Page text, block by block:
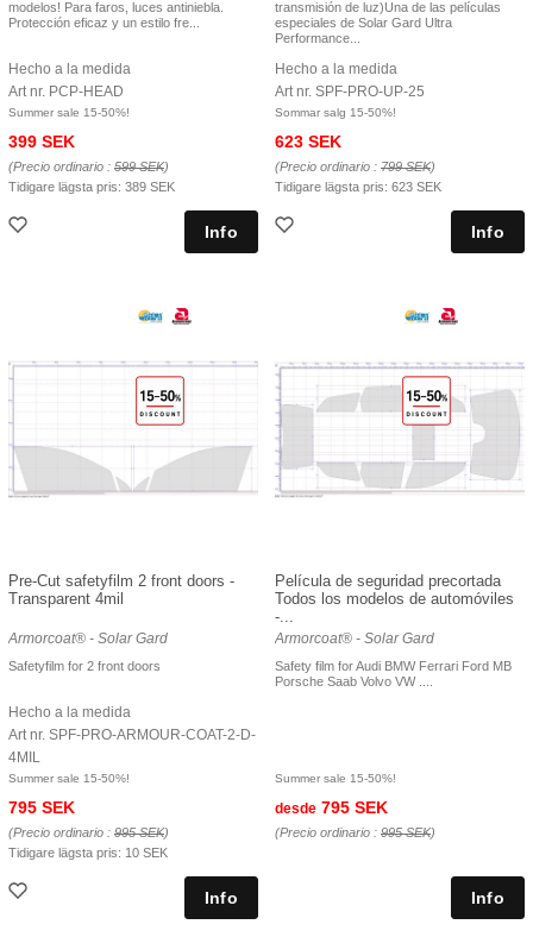
modelos! Para faros, luces antiniebla.
Protección eficaz y un estilo fre...
Hecho a la medida
Art nr. PCP-HEAD
Summer sale 15-50%!
399 SEK
(Precio ordinario : 599 SEK)
Tidigare lägsta pris: 389 SEK
transmisión de luz)Una de las películas
especiales de Solar Gard Ultra
Performance...
Hecho a la medida
Art nr. SPF-PRO-UP-25
Sommar salg 15-50%!
623 SEK
(Precio ordinario : 799 SEK)
Tidigare lägsta pris: 623 SEK
Pre-Cut safetyfilm 2 front doors -
Transparent 4mil
Armorcoat® - Solar Gard
Safetyfilm for 2 front doors
Hecho a la medida
Art nr. SPF-PRO-ARMOUR-COAT-2-D-
4MIL
Summer sale 15-50%!
795 SEK
(Precio ordinario : 995 SEK)
Tidigare lägsta pris: 10 SEK
Película de seguridad precortada
Todos los modelos de automóviles
-...
Armorcoat® - Solar Gard
Safety film for Audi BMW Ferrari Ford MB
Porsche Saab Volvo VW ....
Summer sale 15-50%!
desde 795 SEK
(Precio ordinario : 995 SEK)